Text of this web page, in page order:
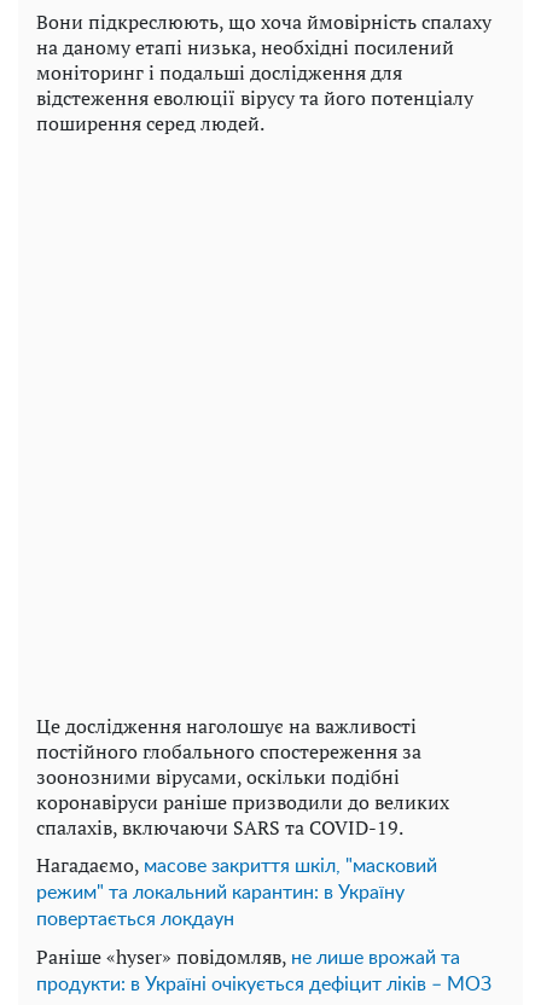
Вони підкреслюють, що хоча ймовірність спалаху
на даному етапі низька, необхідні посилений
моніторинг і подальші дослідження для
відстеження еволюції вірусу та його потенціалу
поширення серед людей.
Це дослідження наголошує на важливості
постійного глобального спостереження за
зоонозними вірусами, оскільки подібні
коронавіруси раніше призводили до великих
спалахів, включаючи SARS та COVID-19.
Нагадаємо, масове закриття шкіл, "масковий
режим" та локальний карантин: в Україну
повертається локдаун
Раніше «hyser» повідомляв, не лише врожай та
продукти: в Україні очікується дефіцит ліків – МОЗ